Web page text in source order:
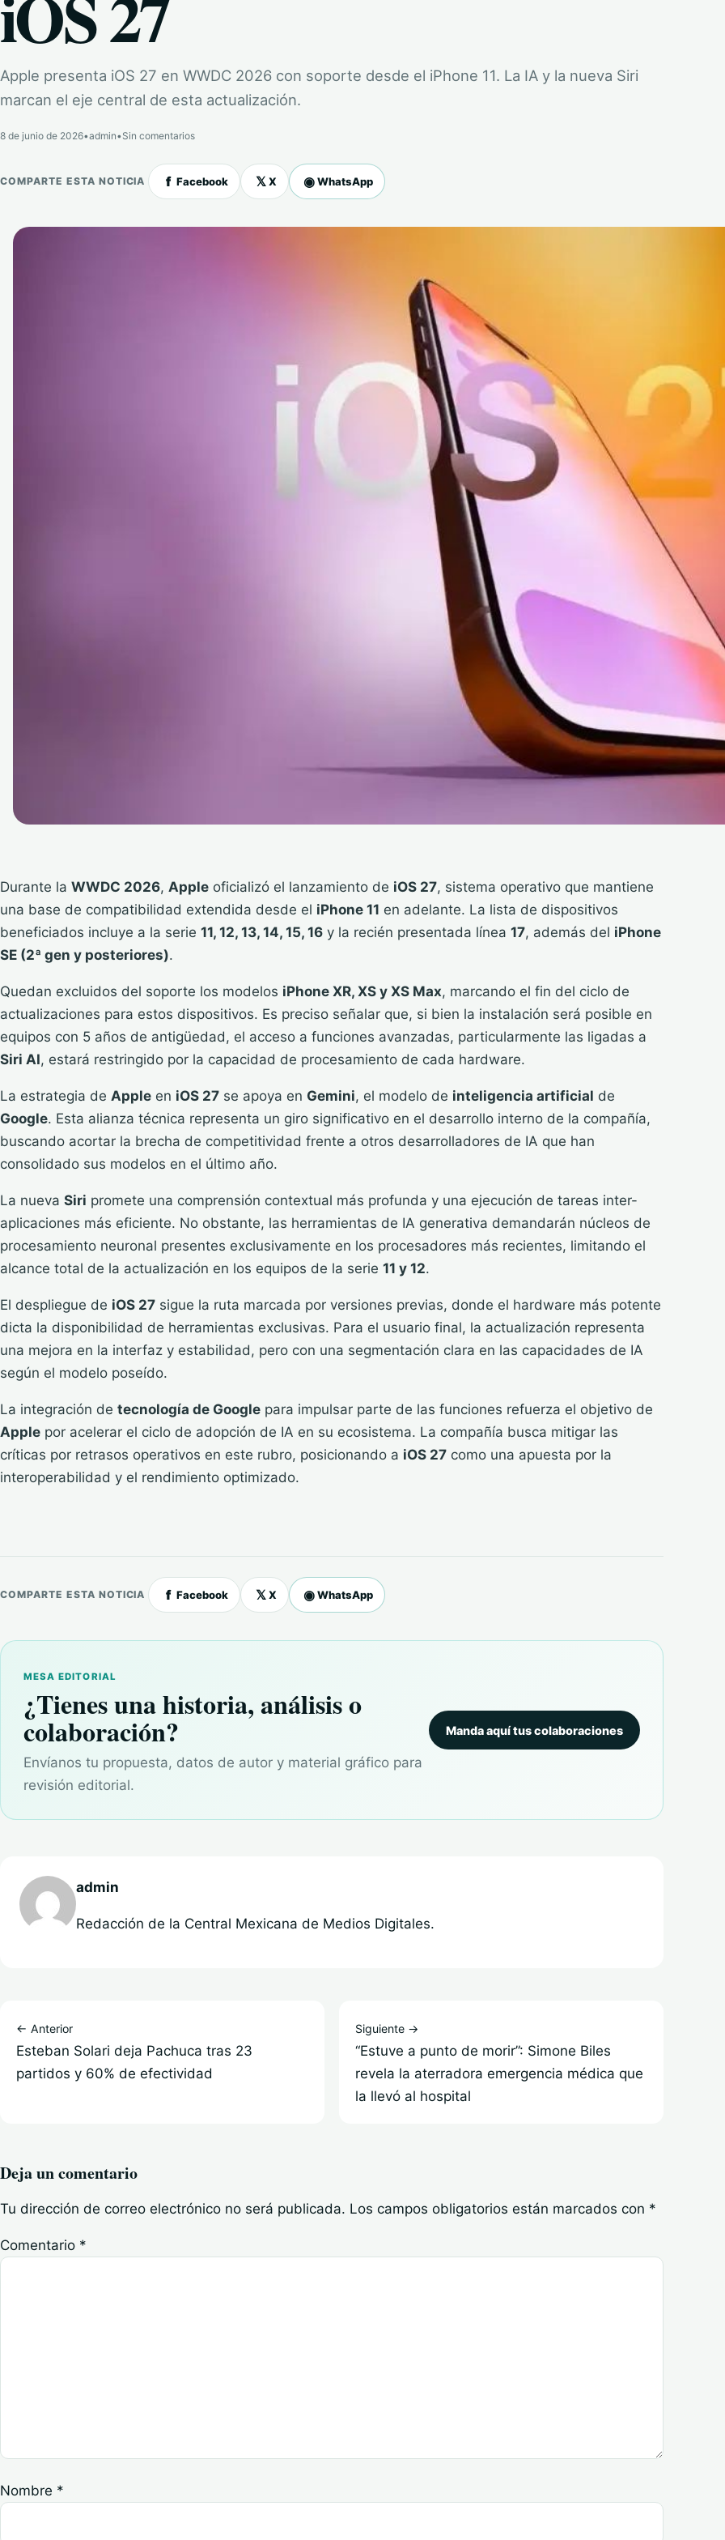
Apple presenta iOS 27 en WWDC 2026 con soporte desde el iPhone 11. La IA y la nueva Siri
marcan el eje central de esta actualización.
8 de junio de 2026•admin•Sin comentarios
COMPARTE ESTA NOTICIA f Facebook 𝕏 X ◉ WhatsApp
Durante la WWDC 2026, Apple oficializó el lanzamiento de iOS 27, sistema operativo que mantiene
una base de compatibilidad extendida desde el iPhone 11 en adelante. La lista de dispositivos
beneficiados incluye a la serie 11, 12, 13, 14, 15, 16 y la recién presentada línea 17, además del iPhone
SE (2ª gen y posteriores).
Quedan excluidos del soporte los modelos iPhone XR, XS y XS Max, marcando el fin del ciclo de
actualizaciones para estos dispositivos. Es preciso señalar que, si bien la instalación será posible en
equipos con 5 años de antigüedad, el acceso a funciones avanzadas, particularmente las ligadas a
Siri AI, estará restringido por la capacidad de procesamiento de cada hardware.
La estrategia de Apple en iOS 27 se apoya en Gemini, el modelo de inteligencia artificial de
Google. Esta alianza técnica representa un giro significativo en el desarrollo interno de la compañía,
buscando acortar la brecha de competitividad frente a otros desarrolladores de IA que han
consolidado sus modelos en el último año.
La nueva Siri promete una comprensión contextual más profunda y una ejecución de tareas inter-
aplicaciones más eficiente. No obstante, las herramientas de IA generativa demandarán núcleos de
procesamiento neuronal presentes exclusivamente en los procesadores más recientes, limitando el
alcance total de la actualización en los equipos de la serie 11 y 12.
El despliegue de iOS 27 sigue la ruta marcada por versiones previas, donde el hardware más potente
dicta la disponibilidad de herramientas exclusivas. Para el usuario final, la actualización representa
una mejora en la interfaz y estabilidad, pero con una segmentación clara en las capacidades de IA
según el modelo poseído.
La integración de tecnología de Google para impulsar parte de las funciones refuerza el objetivo de
Apple por acelerar el ciclo de adopción de IA en su ecosistema. La compañía busca mitigar las
críticas por retrasos operativos en este rubro, posicionando a iOS 27 como una apuesta por la
interoperabilidad y el rendimiento optimizado.
COMPARTE ESTA NOTICIA f Facebook 𝕏 X ◉ WhatsApp
MESA EDITORIAL
¿Tienes una historia, análisis o
colaboración?
Envíanos tu propuesta, datos de autor y material gráfico para
revisión editorial.
Manda aquí tus colaboraciones
admin
Redacción de la Central Mexicana de Medios Digitales.
← Anterior
Esteban Solari deja Pachuca tras 23
partidos y 60% de efectividad
Siguiente →
“Estuve a punto de morir”: Simone Biles
revela la aterradora emergencia médica que
la llevó al hospital
Deja un comentario
Tu dirección de correo electrónico no será publicada. Los campos obligatorios están marcados con *
Comentario *
Nombre *